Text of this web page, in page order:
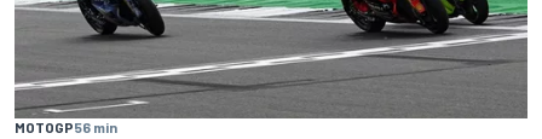
MOTOGP56 min